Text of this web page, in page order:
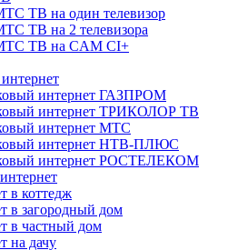
ТВ на один телевизор
ТВ на 2 телевизора
ТВ на CAM CI+
интернет ГАЗПРОМ
интернет ТРИКОЛОР ТВ
интернет МТС
интернет НТВ-ПЛЮС
интернет РОСТЕЛЕКОМ
в коттедж
в загородный дом
в частный дом
на дачу